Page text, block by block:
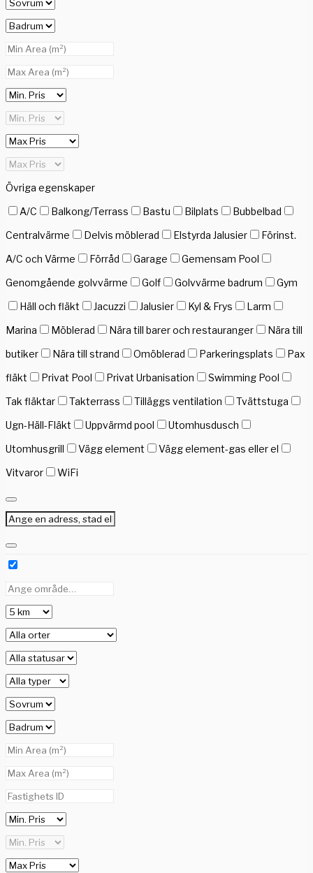
Övriga egenskaper
A/C
Balkong/Terrass Bastu Bilplats
Bubbelbad
Centralvärme
Delvis möblerad Elstyrda Jalusier
Förinst.
A/C och Värme
Förråd Garage
Gemensam Pool
Genomgående golvvärme
Golf Golvvärme badrum
Gym
Häll och fläkt
Jacuzzi Jalusier Kyl & Frys
Larm
Marina
Möblerad Nära till barer och restauranger
Nära till
butiker
Nära till strand Omöblerad Parkeringsplats
Pax
fläkt
Privat Pool Privat Urbanisation
Swimming Pool
Tak fläktar
Takterrass Tilläggs ventilation
Tvättstuga
Ugn-Häll-Fläkt
Uppvärmd pool
Utomhusdusch
Utomhusgrill
Vägg element
Vägg element-gas eller el
Vitvaror
WiFi